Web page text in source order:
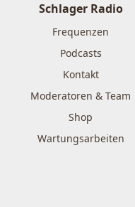
Schlager Radio
Frequenzen
Podcasts
Kontakt
Moderatoren & Team
Shop
Wartungsarbeiten